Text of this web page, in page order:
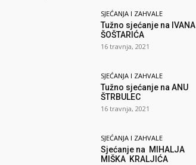
SJEĆANJA I ZAHVALE
Tužno sjećanje na IVANA
ŠOŠTARIĆA
16 travnja, 2021
SJEĆANJA I ZAHVALE
Tužno sjećanje na ANU
ŠTRBULEC
16 travnja, 2021
SJEĆANJA I ZAHVALE
Sjećanje na MIHALJA
MIŠKA KRALJIĆA